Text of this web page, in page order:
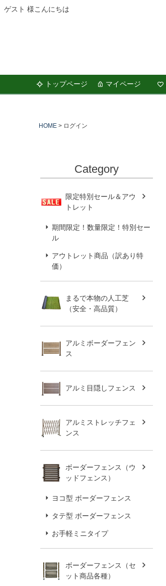
ゲスト 様こんにちは
トップページ マイページ
HOME ログイン
Category
限定特別セール＆アウ
トレット
期間限定！数量限定！特別セー
ル
アウトレット商品（訳あり特
価）
まるで本物の人工芝
（安全・高品質）
アルミボーダーフェン
ス
アルミ目隠しフェンス
アルミストレッチフェ
ンス
ボーダーフェンス（ウ
ッドフェンス）
ヨコ型 ボーダーフェンス
タテ型 ボーダーフェンス
お手軽ミニタイプ
ボーダーフェンス（セ
ット商品各種）